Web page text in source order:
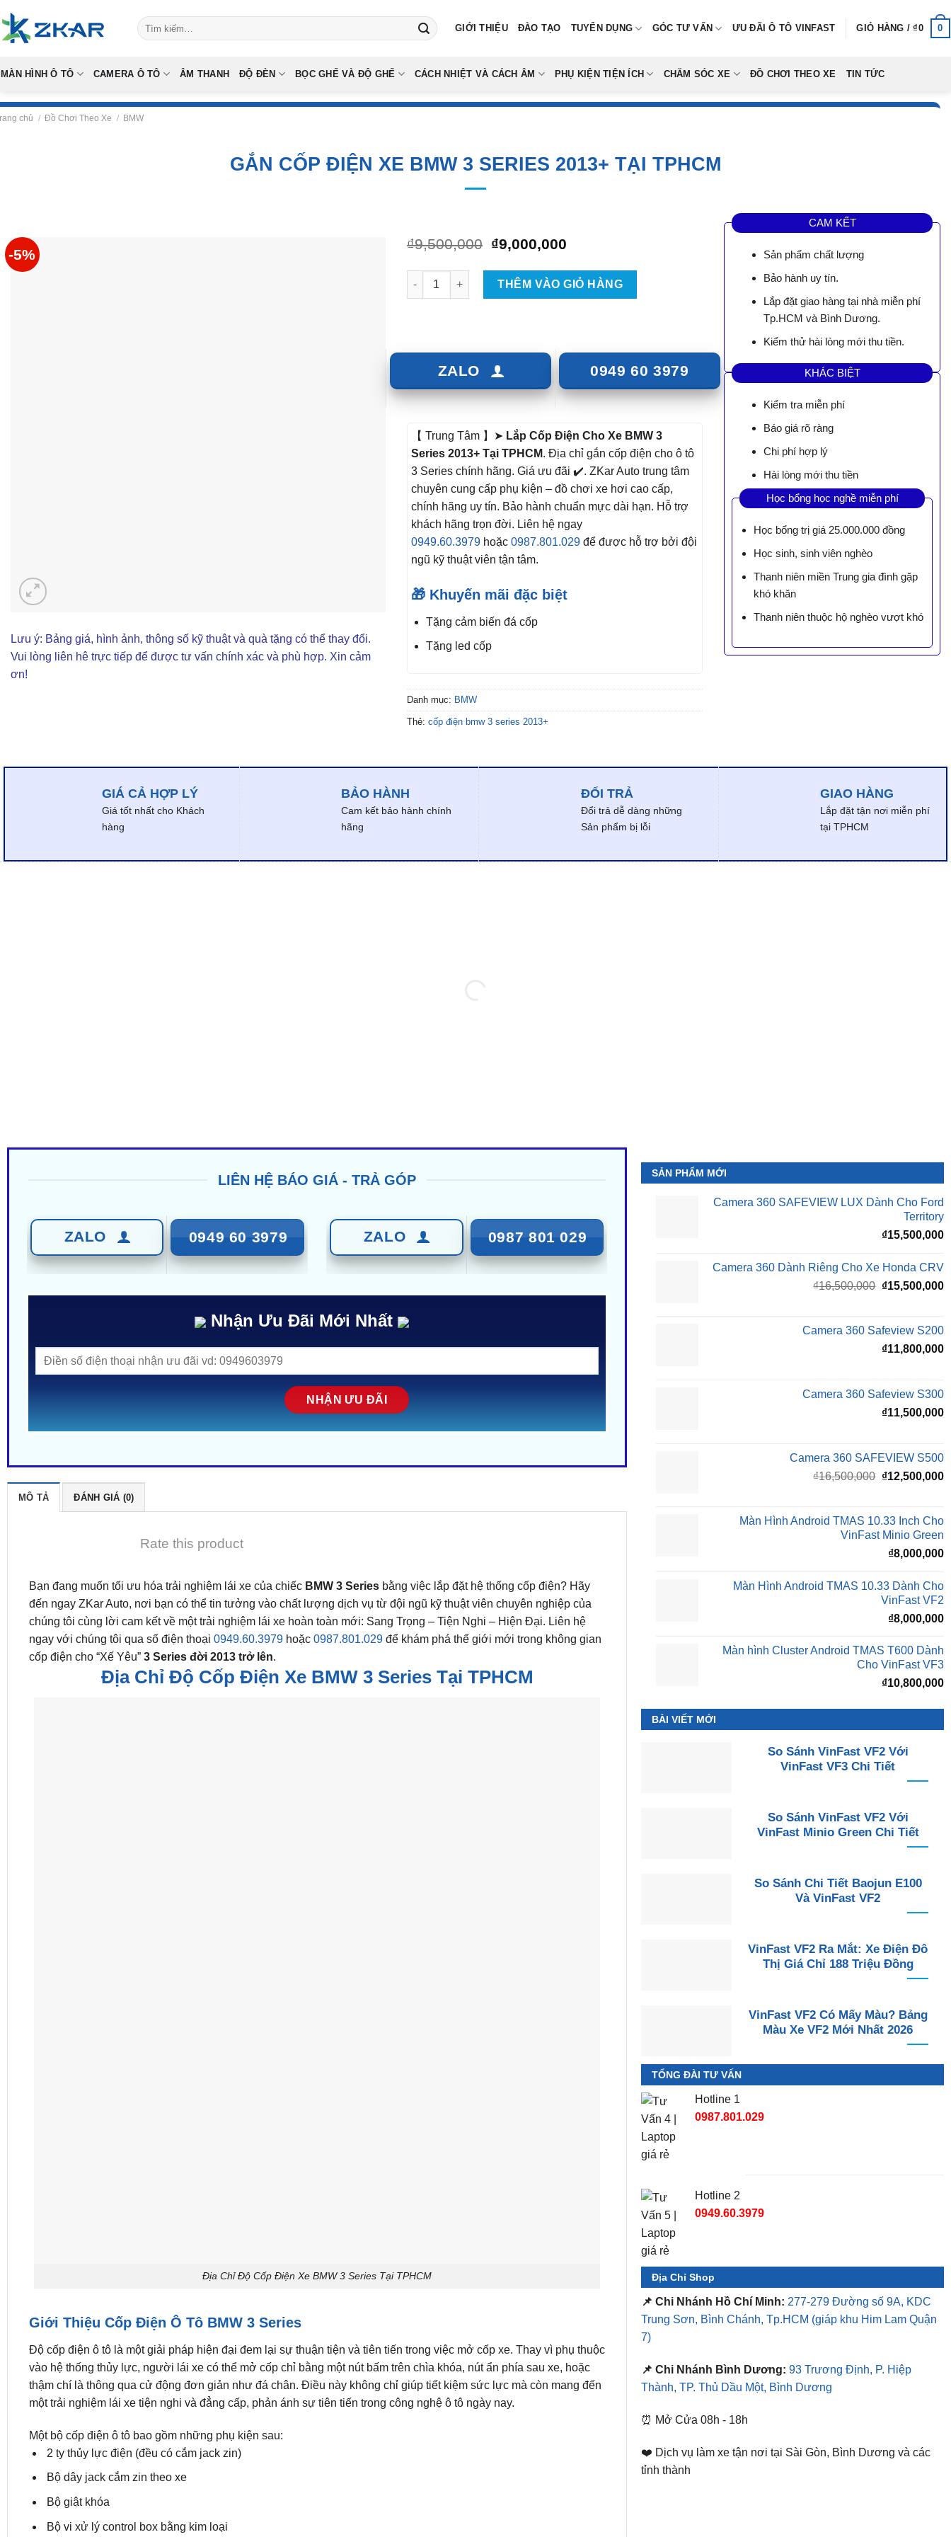
to
content
Tìm
kiếm:
GIỚI THIỆU ĐÀO TẠO TUYỂN DỤNG GÓC TƯ VẤN ƯU ĐÃI Ô TÔ VINFAST GIỎ HÀNG /₫0 0
MÀN HÌNH Ô TÔ CAMERA Ô TÔ ÂM THANH ĐỘ ĐÈN BỌC GHẾ VÀ ĐỘ GHẾ CÁCH NHIỆT VÀ CÁCH ÂM PHỤ KIỆN TIỆN ÍCH CHĂM SÓC XE ĐỒ CHƠI THEO XE TIN TỨC
chủ / Đồ Chơi Theo Xe / BMW
GẮN CỐP ĐIỆN XE BMW 3 SERIES 2013+ TẠI TPHCM
-5%
Lưu ý: Bảng giá, hình ảnh, thông số kỹ thuật và quà tặng có thể thay đổi.
Vui lòng liên hê trực tiếp để được tư vấn chính xác và phù hợp. Xin cảm
ơn!
₫9,500,000 Giá
là:
₫9,500,000.
₫9,000,000
tại
là:
₫9,000,000.
Gắn Cốp Điện Xe BMW 3 Series 2013+ Tại TPHCM số lượng
THÊM VÀO GIỎ HÀNG
ZALO 0949 60 3979
【 Trung Tâm 】➤ Lắp Cốp Điện Cho Xe BMW 3
Series 2013+ Tại TPHCM. Địa chỉ gắn cốp điện cho ô tô
3 Series chính hãng. Giá ưu đãi ✔️. ZKar Auto trung tâm
chuyên cung cấp phụ kiện – đồ chơi xe hơi cao cấp,
chính hãng uy tín. Bảo hành chuẩn mực dài hạn. Hỗ trợ
khách hãng trọn đời. Liên hệ ngay
0949.60.3979 hoặc 0987.801.029 để được hỗ trợ bởi đội
ngũ kỹ thuật viên tận tâm.
🎁 Khuyến mãi đặc biệt
Tặng cảm biến đá cốp
Tặng led cốp
Danh mục: BMW
Thẻ: cốp điện bmw 3 series 2013+
CAM KẾT
Sản phẩm chất lượng
Bảo hành uy tín.
Lắp đặt giao hàng tại nhà miễn phí
Tp.HCM và Bình Dương.
Kiểm thử hài lòng mới thu tiền.
KHÁC BIỆT
Kiểm tra miễn phí
Báo giá rõ ràng
Chi phí hợp lý
Hài lòng mới thu tiền
Học bổng học nghề miễn phí
Học bổng trị giá 25.000.000 đồng
Học sinh, sinh viên nghèo
Thanh niên miền Trung gia đình gặp
khó khăn
Thanh niên thuộc hộ nghèo vượt khó
GIÁ CẢ HỢP LÝ
Giá tốt nhất cho Khách
hàng
BẢO HÀNH
Cam kết bảo hành chính
hãng
ĐỔI TRẢ
Đổi trả dễ dàng những
Sản phẩm bị lỗi
GIAO HÀNG
Lắp đặt tận nơi miễn phí
tại TPHCM
LIÊN HỆ BÁO GIÁ - TRẢ GÓP
ZALO 0949 60 3979 ZALO 0987 801 029
Nhận Ưu Đãi Mới Nhất
MÔ TẢ ĐÁNH GIÁ (0)
Rate this product
Bạn đang muốn tối ưu hóa trải nghiệm lái xe của chiếc BMW 3 Seriesbằng việc lắp đặt hệ thống cốp điện? Hãy
đến ngay ZKar Auto, nơi bạn có thể tin tưởng vào chất lượng dịch vụ từ đội ngũ kỹ thuật viên chuyên nghiệp của
chúng tôi cùng lời cam kết về một trải nghiệm lái xe hoàn toàn mới: Sang Trọng – Tiện Nghi – Hiện Đại. Liên hệ
ngay với chúng tôi qua số điện thoại 0949.60.3979hoặc 0987.801.029để khám phá thế giới mới trong không gian
cốp điện cho “Xế Yêu” 3 Series đời 2013 trở lên.
Địa Chỉ Độ Cốp Điện Xe BMW 3 Series Tại TPHCM
Địa Chỉ Độ Cốp Điện Xe BMW 3 Series Tại TPHCM
Giới Thiệu Cốp Điện Ô Tô BMW 3 Series
Độ cốp điện ô tô là một giải pháp hiện đại đem lại sự thuận tiện và tiên tiến trong việc mở cốp xe. Thay vì phụ thuộc
vào hệ thống thủy lực, người lái xe có thể mở cốp chỉ bằng một nút bấm trên chìa khóa, nút ẩn phía sau xe, hoặc
thậm chí là thông qua cử động đơn giản như đá chân. Điều này không chỉ giúp tiết kiệm sức lực mà còn mang đến
một trải nghiệm lái xe tiện nghi và đẳng cấp, phản ánh sự tiên tiến trong công nghệ ô tô ngày nay.
Một bộ cốp điện ô tô bao gồm những phụ kiện sau:
2 ty thủy lực điện (đều có cắm jack zin)
Bộ dây jack cắm zin theo xe
Bộ giật khóa
Bộ vi xử lý control box bằng kim loại
SẢN PHẨM MỚI
Camera 360 SAFEVIEW LUX Dành Cho Ford
Territory
₫15,500,000
Camera 360 Dành Riêng Cho Xe Honda CRV
₫16,500,000 Giá
₫16,500,000.
₫15,500,000
Camera 360 Safeview S200
₫11,800,000
Camera 360 Safeview S300
₫11,500,000
Camera 360 SAFEVIEW S500
₫16,500,000 Giá
₫16,500,000.
₫12,500,000
Màn Hình Android TMAS 10.33 Inch Cho
VinFast Minio Green
₫8,000,000
Màn Hình Android TMAS 10.33 Dành Cho
VinFast VF2
₫8,000,000
Màn hình Cluster Android TMAS T600 Dành
Cho VinFast VF3
₫10,800,000
BÀI VIẾT MỚI
So Sánh VinFast VF2 Với
VinFast VF3 Chi Tiết
So Sánh VinFast VF2 Với
VinFast Minio Green Chi Tiết
So Sánh Chi Tiết Baojun E100
Và VinFast VF2
VinFast VF2 Ra Mắt: Xe Điện Đô
Thị Giá Chỉ 188 Triệu Đồng
VinFast VF2 Có Mấy Màu? Bảng
Màu Xe VF2 Mới Nhất 2026
TỔNG ĐÀI TƯ VẤN
Hotline 1
0987.801.029
Hotline 2
0949.60.3979
Địa Chỉ Shop
📌 Chi Nhánh Hồ Chí Minh: 277-279 Đường số 9A, KDC
Trung Sơn, Bình Chánh, Tp.HCM (giáp khu Him Lam Quận
7)
📌 Chi Nhánh Bình Dương: 93 Trương Định, P. Hiệp
Thành, TP. Thủ Dầu Một, Bình Dương
⏰ Mở Cửa 08h - 18h
❤️ Dịch vụ làm xe tận nơi tại Sài Gòn, Bình Dương và các
tỉnh thành